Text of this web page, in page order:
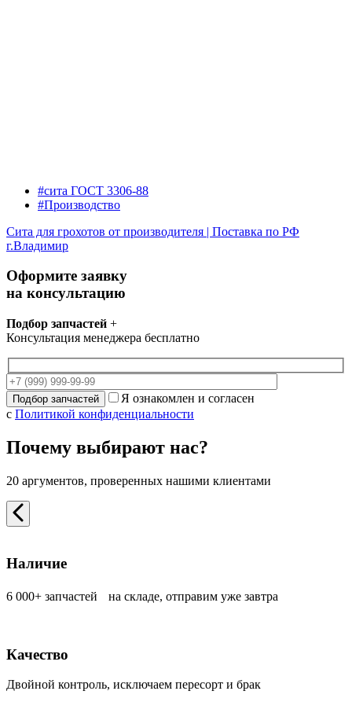
#сита ГОСТ 3306-88
#Производство
Сита для грохотов от производителя | Поставка по РФ
г.Владимир
Оформите заявку
на консультацию
Подбор запчастей +
Консультация менеджера бесплатно
Я ознакомлен и согласен
с Политикой конфиденциальности
Почему выбирают нас?
20 аргументов, проверенных нашими клиентами
Наличие
6 000+ запчастей на складе, отправим уже завтра
Качество
Двойной контроль, исключаем пересорт и брак